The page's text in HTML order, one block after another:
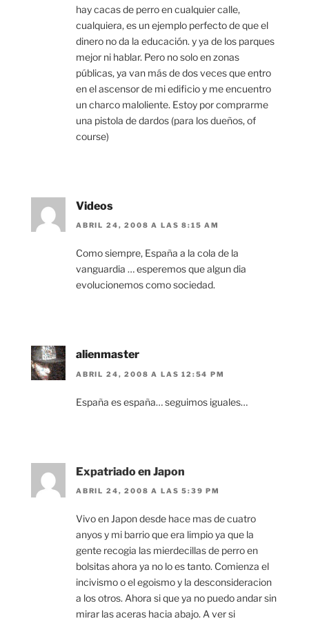
hay cacas de perro en cualquier calle,
cualquiera, es un ejemplo perfecto de que el
dinero no da la educación. y ya de los parques
mejor ni hablar. Pero no solo en zonas
públicas, ya van más de dos veces que entro
en el ascensor de mi edificio y me encuentro
un charco maloliente. Estoy por comprarme
una pistola de dardos (para los dueños, of
course)
Videos
ABRIL 24, 2008 A LAS 8:15 AM
Como siempre, España a la cola de la
vanguardia … esperemos que algun dia
evolucionemos como sociedad.
alienmaster
ABRIL 24, 2008 A LAS 12:54 PM
España es españa… seguimos iguales…
Expatriado en Japon
ABRIL 24, 2008 A LAS 5:39 PM
Vivo en Japon desde hace mas de cuatro
anyos y mi barrio que era limpio ya que la
gente recogia las mierdecillas de perro en
bolsitas ahora ya no lo es tanto. Comienza el
incivismo o el egoismo y la desconsideracion
a los otros. Ahora si que ya no puedo andar sin
mirar las aceras hacia abajo. A ver si